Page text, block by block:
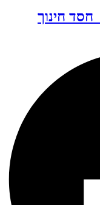
חסד חינוך